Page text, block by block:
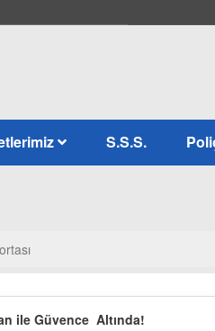
S.S.S.
ile Güvence Altında!